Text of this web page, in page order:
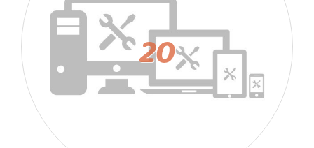
20